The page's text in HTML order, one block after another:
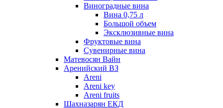
Виноградные вина
Вина 0,75 л
Большой объем
Эксклюзивные вина
Фруктовые вина
Cувенирные вина
Матевосян Вайн
Аренийский ВЗ
Areni
Areni key
Areni fruits
Шахназарян ЕКД